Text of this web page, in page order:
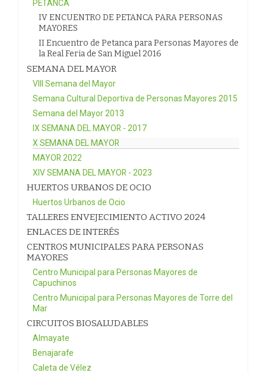
PETANCA
IV ENCUENTRO DE PETANCA PARA PERSONAS
MAYORES
II Encuentro de Petanca para Personas Mayores de
la Real Feria de San Miguel 2016
SEMANA DEL MAYOR
VIII Semana del Mayor
Semana Cultural Deportiva de Personas Mayores 2015
Semana del Mayor 2013
IX SEMANA DEL MAYOR - 2017
X SEMANA DEL MAYOR
MAYOR 2022
XIV SEMANA DEL MAYOR - 2023
HUERTOS URBANOS DE OCIO
Huertos Urbanos de Ocio
TALLERES ENVEJECIMIENTO ACTIVO 2024
ENLACES DE INTERÉS
CENTROS MUNICIPALES PARA PERSONAS
MAYORES
Centro Municipal para Personas Mayores de
Capuchinos
Centro Municipal para Personas Mayores de Torre del
Mar
CIRCUITOS BIOSALUDABLES
Almayate
Benajarafe
Caleta de Vélez